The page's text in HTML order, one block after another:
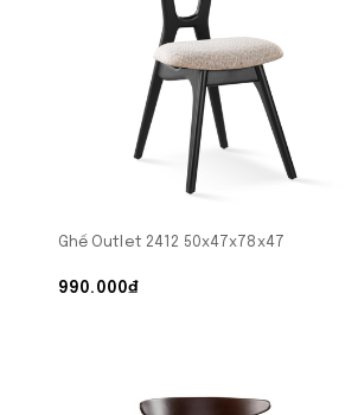
Ghế Outlet 2412 50x47x78x47
990.000₫